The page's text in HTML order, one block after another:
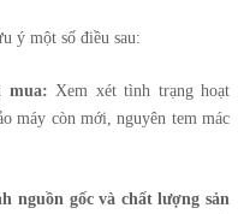
ý một số điều sau:
mua: Xem xét tình trạng hoạt
máy còn mới, nguyên tem mác
nguồn gốc và chất lượng sản